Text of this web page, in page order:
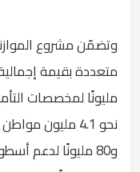
وتضمّن مشروع
مليونًا لمخصصات
نحو 4.1 مليون